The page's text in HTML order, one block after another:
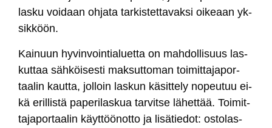
las­ku voi­daan oh­ja­ta tar­kis­tet­ta­vak­si oi­keaan yk­
sik­köön.
Kai­nuun hy­vin­voin­tia­luet­ta on mah­dol­li­suus las­
kut­taa säh­köi­ses­ti mak­sut­to­man toi­mit­ta­ja­por­
taa­lin kaut­ta, jol­loin las­kun kä­sit­te­ly no­peu­tuu ei­
kä eril­lis­tä pa­pe­ri­las­kua tar­vit­se lä­het­tää. Toi­mit­
ta­ja­por­taa­lin käyt­töö­not­to ja li­sä­tie­dot: os­to­las­